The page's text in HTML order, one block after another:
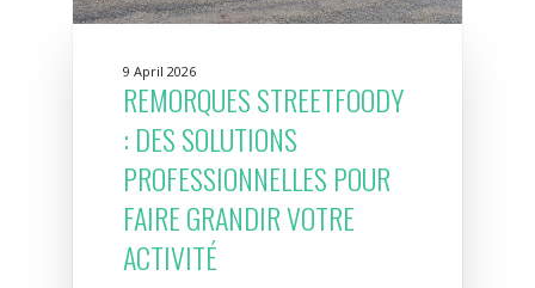
9 April 2026
REMORQUES STREETFOODY
: DES SOLUTIONS
PROFESSIONNELLES POUR
FAIRE GRANDIR VOTRE
ACTIVITÉ